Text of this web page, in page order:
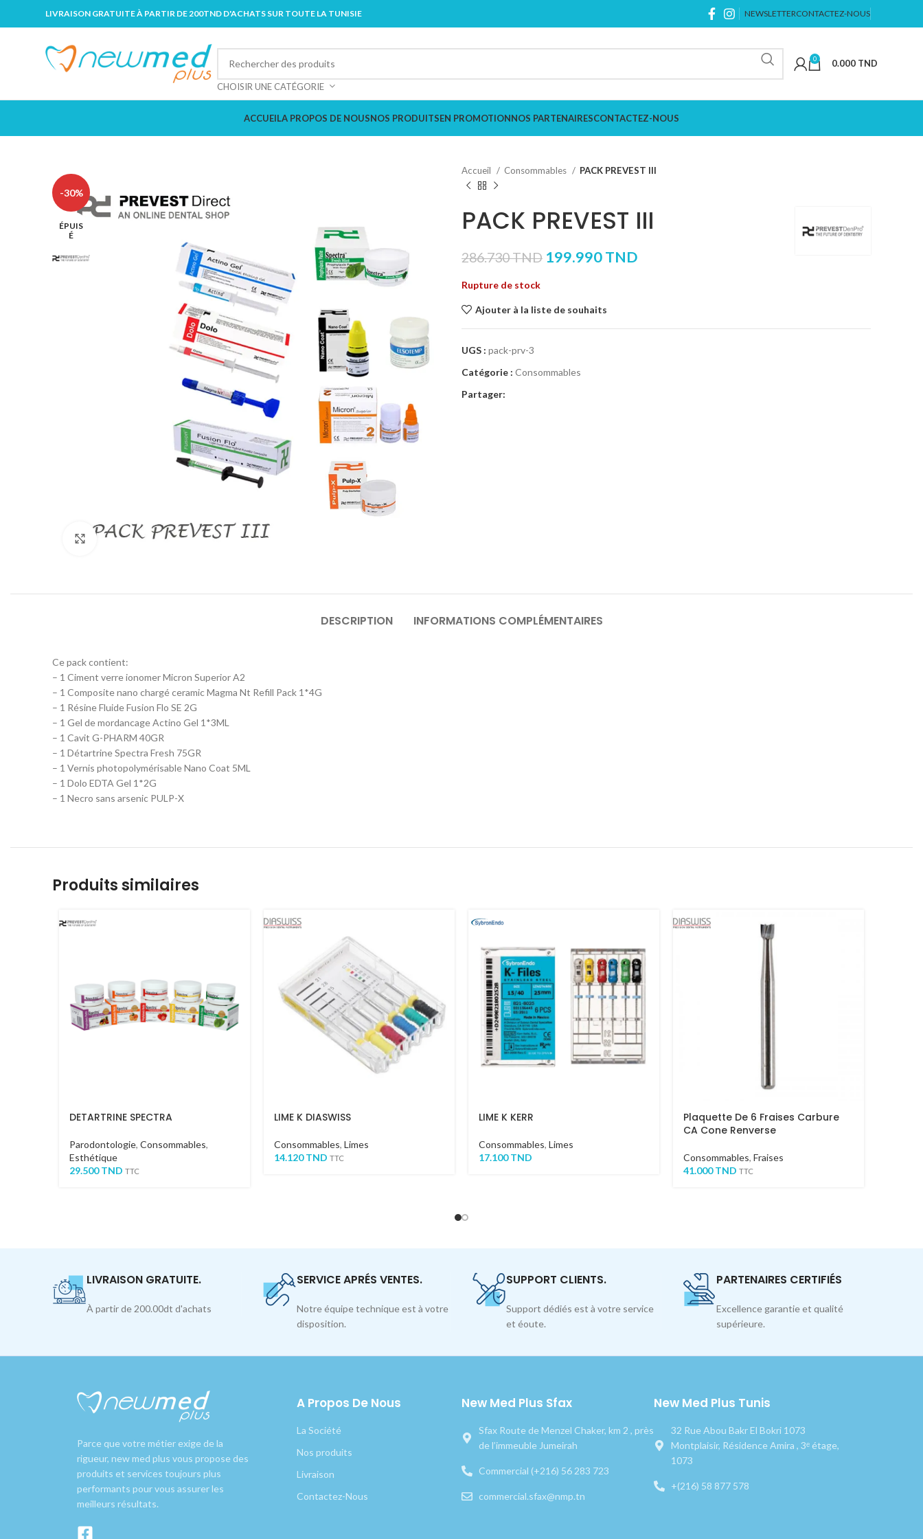
LIVRAISON GRATUITE À PARTIR DE 200TND D'ACHATS SUR TOUTE LA TUNISIE NEWSLETTERCONTACTEZ-NOUS
CHOISIR UNE CATÉGORIE
0 0.000 TND
ACCUEILA PROPOS DE NOUSNOS PRODUITSEN PROMOTIONNOS PARTENAIRESCONTACTEZ-NOUS
-30%
ÉPUIS
É
Cliquez pour agrandir
Accueil Consommables PACK PREVEST III
PACK PREVEST III
286.730TND 199.990TND
Rupture de stock
Ajouter à la liste de souhaits
UGS : pack-prv-3
Catégorie : Consommables
Partager:
DESCRIPTION INFORMATIONS COMPLÉMENTAIRES
Ce pack contient:
– 1 Ciment verre ionomer Micron Superior A2
– 1 Composite nano chargé ceramic Magma Nt Refill Pack 1*4G
– 1 Résine Fluide Fusion Flo SE 2G
– 1 Gel de mordancage Actino Gel 1*3ML
– 1 Cavit G-PHARM 40GR
– 1 Détartrine Spectra Fresh 75GR
– 1 Vernis photopolymérisable Nano Coat 5ML
– 1 Dolo EDTA Gel 1*2G
– 1 Necro sans arsenic PULP-X
Produits similaires
DETARTRINE SPECTRA
Parodontologie, Consommables,
Esthétique
29.500TND TTC
LIME K DIASWISS
Consommables, Limes
14.120TND TTC
LIME K KERR
Consommables, Limes
17.100TND
Plaquette De 6 Fraises Carbure
CA Cone Renverse
Consommables, Fraises
41.000TND TTC
LIVRAISON GRATUITE.
À partir de 200.00dt d'achats
SERVICE APRÉS VENTES.
Notre équipe technique est à votre
disposition.
SUPPORT CLIENTS.
Support dédiés est à votre service
et éoute.
PARTENAIRES CERTIFIÉS
Excellence garantie et qualité
supérieure.
Parce que votre métier exige de la
rigueur, new med plus vous propose des
produits et services toujours plus
performants pour vous assurer les
meilleurs résultats.
A Propos De Nous
La Société
Nos produits
Livraison
Contactez-Nous
New Med Plus Sfax
Sfax Route de Menzel Chaker, km 2 , près
de l’immeuble Jumeirah
Commercial (+216) 56 283 723
commercial.sfax@nmp.tn
New Med Plus Tunis
32 Rue Abou Bakr El Bokri 1073
Montplaisir, Résidence Amira , 3ᵉ étage,
1073
+(216) 58 877 578